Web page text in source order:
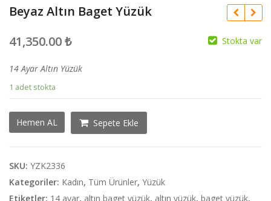
Beyaz Altın Baget Yüzük
41,350.00₺ Stokta var
14 Ayar Altın Yüzük
1 adet stokta
Hemen AL
Beyaz
Altın
Sepete Ekle
SKU: YZK2336
Kategoriler: Kadın, Tüm Ürünler, Yüzük
Etiketler: 14 ayar, altın baget yüzük, altın yüzük, baget yüzük,